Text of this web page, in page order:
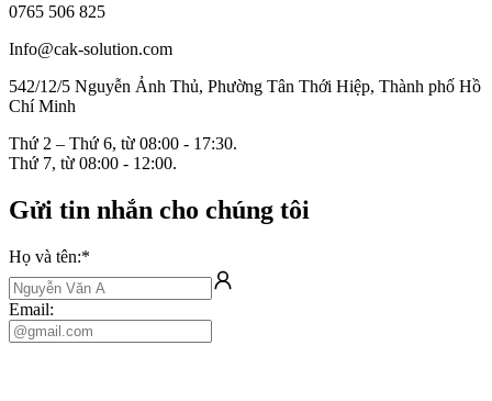
0765 506 825
Info@cak-solution.com
542/12/5 Nguyễn Ảnh Thủ, Phường Tân Thới Hiệp, Thành phố Hồ
Chí Minh
Thứ 2 – Thứ 6, từ 08:00 - 17:30.
Thứ 7, từ 08:00 - 12:00.
Gửi tin nhắn cho chúng tôi
Họ và tên:*
Email: